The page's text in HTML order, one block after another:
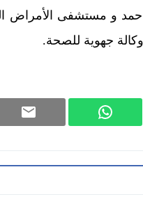
و مستشفى الأمراض
جهوية للصحة.